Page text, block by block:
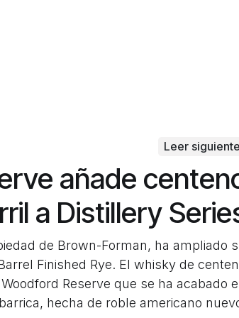
Leer siguiente
añade
a Distillery
de Brown-Forman, ha ampliado
Finished Rye. El whisky de
Reserve que se ha acabado
hecha de roble americano